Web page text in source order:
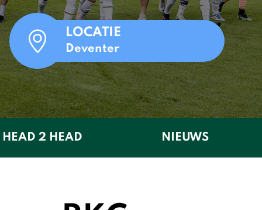
LOCATIE
Deventer
HEAD 2 HEAD NIEUWS